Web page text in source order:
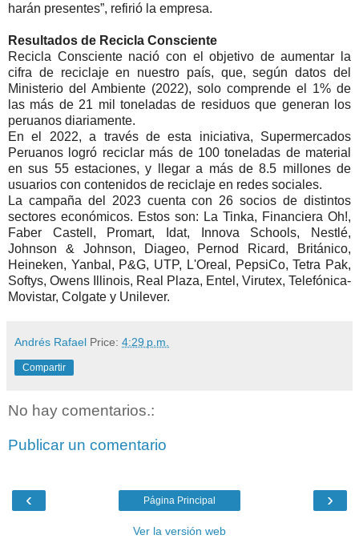
harán presentes”, refirió la empresa.
Resultados de Recicla Consciente
Recicla Consciente nació con el objetivo de aumentar la
cifra de reciclaje en nuestro país, que, según datos del
Ministerio del Ambiente (2022), solo comprende el 1% de
las más de 21 mil toneladas de residuos que generan los
peruanos diariamente.
En el 2022, a través de esta iniciativa, Supermercados
Peruanos logró reciclar más de 100 toneladas de material
en sus 55 estaciones, y llegar a más de 8.5 millones de
usuarios con contenidos de reciclaje en redes sociales.
La campaña del 2023 cuenta con 26 socios de distintos
sectores económicos. Estos son: La Tinka, Financiera Oh!,
Faber Castell, Promart, Idat, Innova Schools, Nestlé,
Johnson & Johnson, Diageo, Pernod Ricard, Británico,
Heineken, Yanbal, P&G, UTP, L'Oreal, PepsiCo, Tetra Pak,
Softys, Owens Illinois, Real Plaza, Entel, Virutex, Telefónica-
Movistar, Colgate y Unilever.
Andrés Rafael Price: 4:29 p.m.
Compartir
No hay comentarios.:
Publicar un comentario
‹ ›
Página Principal
Ver la versión web